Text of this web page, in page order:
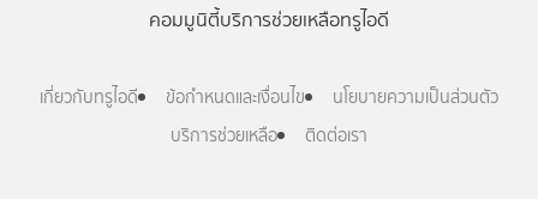
คอมมูนิตี้บริการช่วยเหลือทรูไอดี
เกี่ยวกับทรูไอดี ข้อกำหนดและเงื่อนไข
นโยบายความเป็นส่วนตัว
บริการช่วยเหลือ
ติดต่อเรา